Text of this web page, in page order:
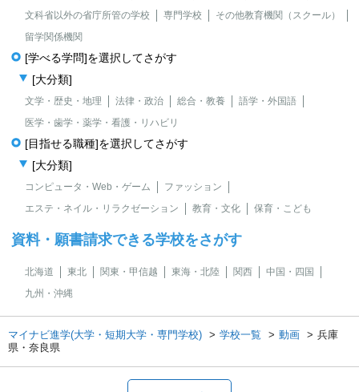
文科省以外の省庁所管の学校
専門学校
その他教育機関（スクール）
留学関係機関
[学べる学問]を選択してさがす
[大分類]
文学・歴史・地理 法律・政治 総合・教養
語学・外国語
医学・歯学・薬学・看護・リハビリ
[目指せる職種]を選択してさがす
[大分類]
コンピュータ・Web・ゲーム
ファッション
エステ・ネイル・リラクゼーション
教育・文化 保育・こども
資料・願書請求できる学校をさがす
北海道 東北 関東・甲信越 東海・北陸 関西
中国・四国
九州・沖縄
マイナビ進学(大学・短期大学・専門学校) 学校一覧 動画
兵庫
県・奈良県